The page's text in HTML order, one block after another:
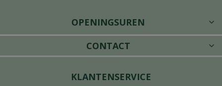
OPENINGSUREN
CONTACT
KLANTENSERVICE